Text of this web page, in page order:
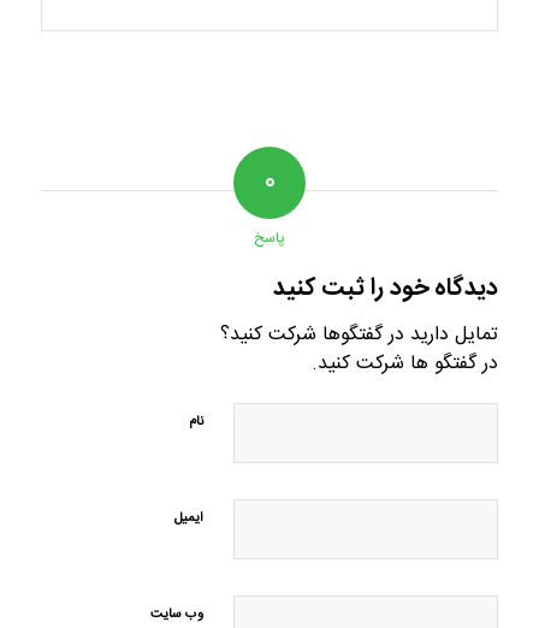
۰
پاسخ
دیدگاه خود را ثبت کنید
تمایل دارید در گفتگوها شرکت کنید؟
در گفتگو ها شرکت کنید.
نام
ایمیل
وب‌ سایت